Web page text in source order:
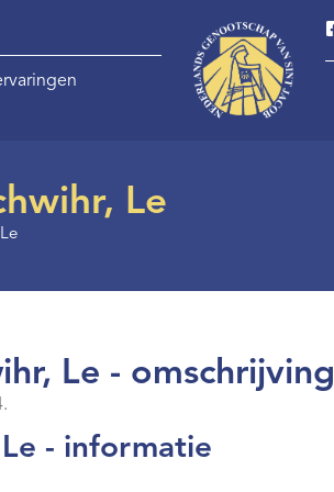
Le
Le - omschrijving
- informatie